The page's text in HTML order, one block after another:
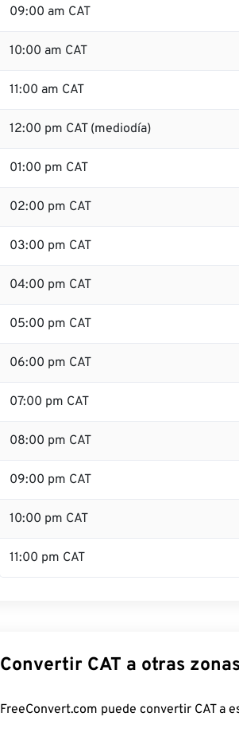
09:00 am CAT
10:00 am CAT
11:00 am CAT
12:00 pm CAT (mediodía)
01:00 pm CAT
02:00 pm CAT
03:00 pm CAT
04:00 pm CAT
05:00 pm CAT
06:00 pm CAT
07:00 pm CAT
08:00 pm CAT
09:00 pm CAT
10:00 pm CAT
11:00 pm CAT
Convertir CAT a otras
FreeConvert.com puede convertir CAT a